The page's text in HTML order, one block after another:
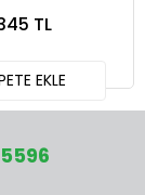
TL
EKLE